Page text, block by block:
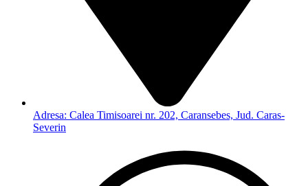
Adresa: Calea Timisoarei nr. 202, Caransebes, Jud. Caras-
Severin